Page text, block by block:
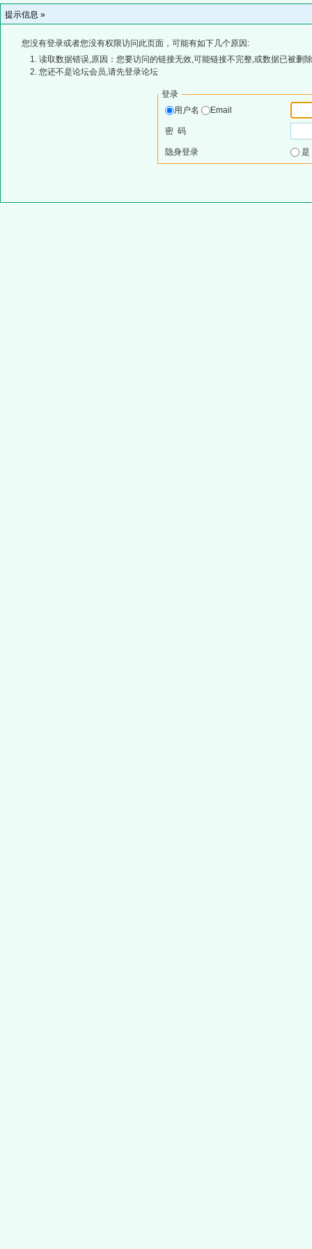
提示信息 »
您没有登录或者您没有权限访问此页面，可能有如下几个原因:
读取数据错误,原因：您要访问的链接无效,可能链接不完整,或数据已被删
您还不是论坛会员,请先登录论坛
登录
用户名
Email
密 码
隐身登录